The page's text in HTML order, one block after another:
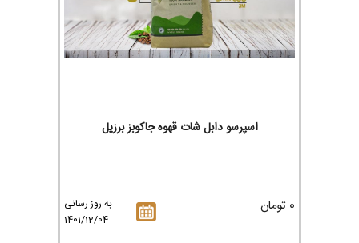
اسپرسو دابل شات قهوه جاکوبز برزیل
به روز رسانی
1401/12/04
0 تومان